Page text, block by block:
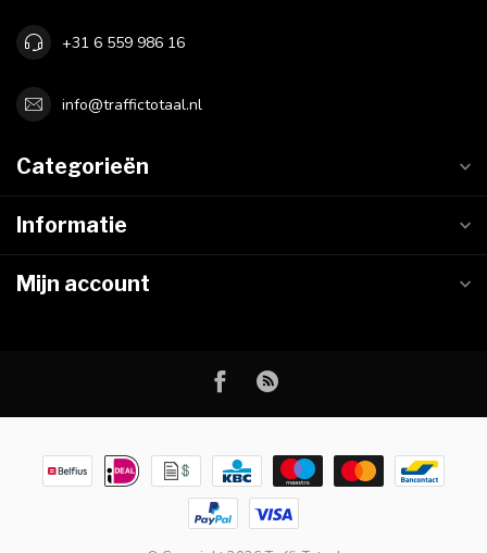
+31 6 559 986 16
info@traffictotaal.nl
Categorieën
Informatie
Mijn account